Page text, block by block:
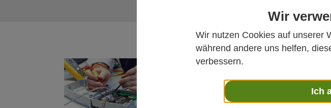
Wir
Wir nutzen Cookies auf unserer
während andere uns helfen,
verbessern.
Ich